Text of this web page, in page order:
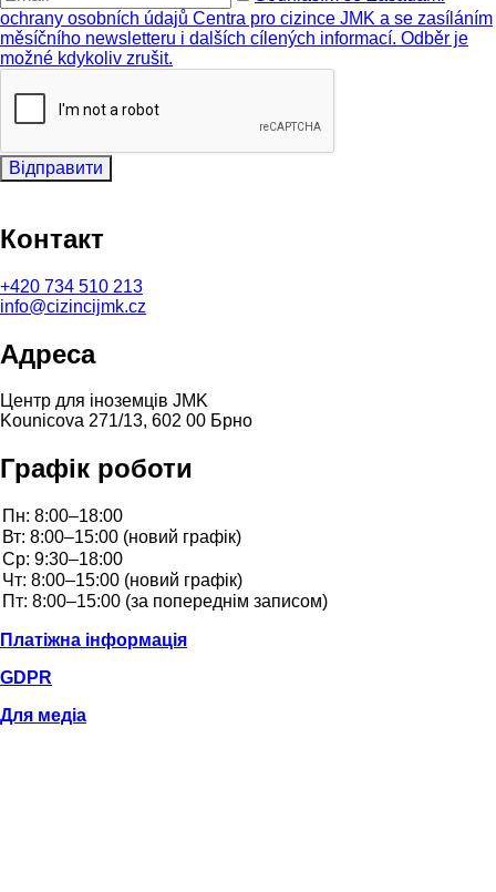
ochrany osobních údajů Centra pro cizince JMK a se zasíláním
měsíčního newsletteru i dalších cílených informací. Odběr je
možné kdykoliv zrušit.
Відправити
Контакт
+420 734 510 213
info@cizincijmk.cz
Адреса
Центр для іноземців JMK
Kounicova 271/13, 602 00 Брно
Графік роботи
Платіжна інформація
GDPR
Для медіа